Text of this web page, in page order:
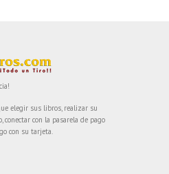
elegir sus libros, realizar su
conectar con la pasarela de pago
con su tarjeta.